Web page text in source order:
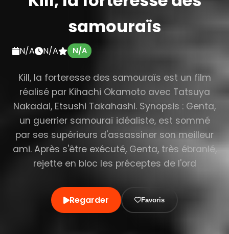
samouraïs
N/A N/A N/A
Kill, la forteresse des samouraïs est un film
réalisé par Kihachi Okamoto avec Tatsuya
Nakadai, Etsushi Takahashi. Synopsis : Genta,
un guerrier samouraï idéaliste, est sommé
par ses supérieurs d'assassiner son meilleur
ami. Après s'être exécuté, Genta, très ébranlé,
rejette en bloc les préceptes de l'ord
Regarder Favoris